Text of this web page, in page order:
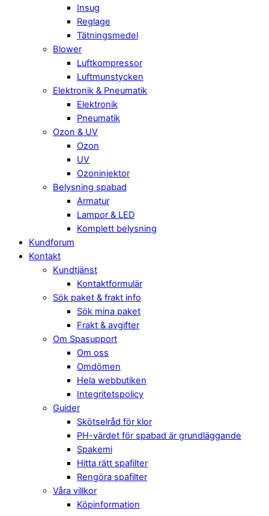
Insug
Reglage
Tätningsmedel
Blower
Luftkompressor
Luftmunstycken
Elektronik & Pneumatik
Elektronik
Pneumatik
Ozon & UV
Ozon
UV
Ozoninjektor
Belysning spabad
Armatur
Lampor & LED
Komplett belysning
Kundforum
Kontakt
Kundtjänst
Kontaktformulär
Sök paket & frakt info
Sök mina paket
Frakt & avgifter
Om Spasupport
Om oss
Omdömen
Hela webbutiken
Integritetspolicy
Guider
Skötselråd för klor
PH-värdet för spabad är grundläggande
Spakemi
Hitta rätt spafilter
Rengöra spafilter
Våra villkor
Köpinformation